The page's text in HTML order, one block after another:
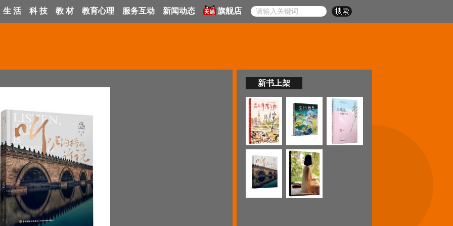
生 活 科 技 教 材 教育心理 服务互动 新闻动态 旗舰店
新书上架